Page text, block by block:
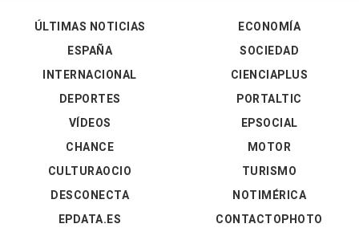
ÚLTIMAS NOTICIAS
ESPAÑA
INTERNACIONAL
DEPORTES
VÍDEOS
ECONOMÍA
SOCIEDAD
CIENCIAPLUS
PORTALTIC
EPSOCIAL
CHANCE
CULTURAOCIO
DESCONECTA
EPDATA.ES
MOTOR
TURISMO
NOTIMÉRICA
CONTACTOPHOTO